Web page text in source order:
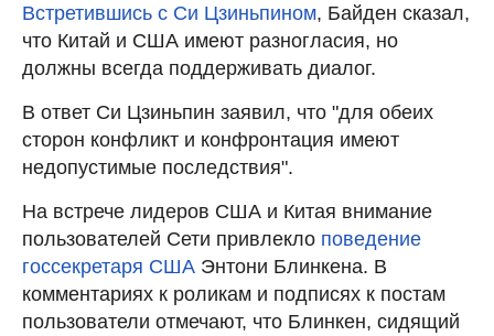
Встретившись с Си Цзиньпином, Байден сказал,
что Китай и США имеют разногласия, но
должны всегда поддерживать диалог.
В ответ Си Цзиньпин заявил, что "для обеих
сторон конфликт и конфронтация имеют
недопустимые последствия".
На встрече лидеров США и Китая внимание
пользователей Сети привлекло поведение
госсекретаря США Энтони Блинкена. В
комментариях к роликам и подписях к постам
пользователи отмечают, что Блинкен, сидящий